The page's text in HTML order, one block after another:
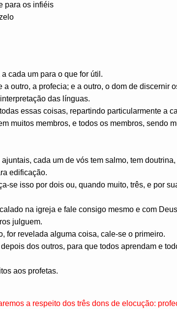
para os infiéis
cada um para o que for útil.
outro, a profecia; e a outro, o dom de discernir
das línguas.
essas coisas, repartindo particularmente a
muitos membros, e todos os membros, sendo
cada um de vós tem salmo, tem
edificação.
se isso por dois ou, quando muito, três, e por
na igreja e fale consigo mesmo e com
julguem.
for revelada alguma coisa, cale-se o primeiro.
dos outros, para que todos aprendam e
aos profetas.
a respeito dos três dons de elocução: